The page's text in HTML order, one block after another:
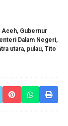
Aceh, Gubernur
Dalam Negeri,
utara, pulau, Tito